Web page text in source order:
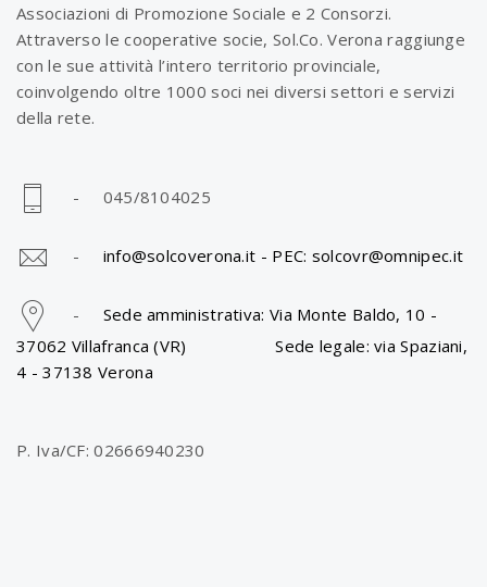
Associazioni di Promozione Sociale e 2 Consorzi.
Attraverso le cooperative socie, Sol.Co. Verona raggiunge
con le sue attività l’intero territorio provinciale,
coinvolgendo oltre 1000 soci nei diversi settori e servizi
della rete.
- 045/8104025
- info@solcoverona.it - PEC: solcovr@omnipec.it
- Sede amministrativa: Via Monte Baldo, 10 -
37062 Villafranca (VR) Sede legale: via Spaziani,
4 - 37138 Verona
P. Iva/CF: 02666940230